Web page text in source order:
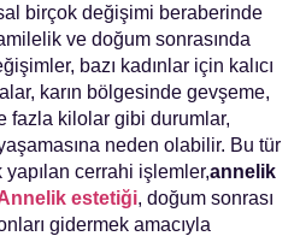
birçok değişimi beraberinde
ve doğum sonrasında
bazı kadınlar için kalıcı
karın bölgesinde gevşeme,
fazla kilolar gibi durumlar,
neden olabilir. Bu tür
cerrahi işlemler,annelik
estetiği, doğum sonrası
gidermek amacıyla